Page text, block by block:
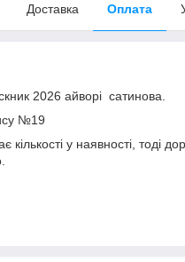
Доставка Оплата
2026 айворі сатинова.
№19
кількості у наявності, тоді